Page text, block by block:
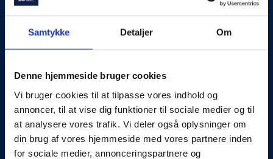
Samtykke Detaljer Om
Denne hjemmeside bruger cookies
Vi bruger cookies til at tilpasse vores indhold og
annoncer, til at vise dig funktioner til sociale medier og til
at analysere vores trafik. Vi deler også oplysninger om
din brug af vores hjemmeside med vores partnere inden
for sociale medier, annonceringspartnere og
Tlf.72600400 , mandag til fredag 9:00-20:00
Om Bomae
Kontakt
Karriere